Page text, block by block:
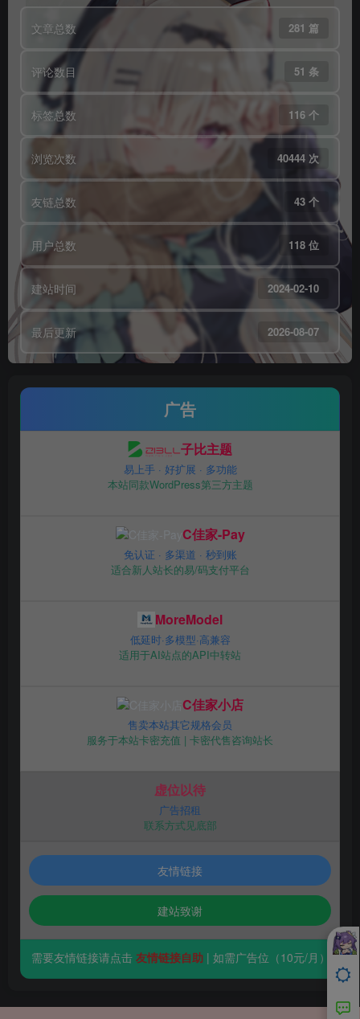
文章总数 281 篇
评论数目 51 条
标签总数 116 个
浏览次数 40444 次
友链总数 43 个
用户总数 118 位
建站时间 2024-02-10
最后更新 2026-08-07
广告
子比主题
易上手 · 好扩展 · 多功能
本站同款WordPress第三方主题
C佳家-Pay
免认证 · 多渠道 · 秒到账
适合新人站长的易/码支付平台
MoreModel
低延时·多模型·高兼容
适用于AI站点的API中转站
C佳家小店
售卖本站其它规格会员
服务于本站卡密充值 | 卡密代售咨询站长
虚位以待
广告招租
联系方式见底部
友情链接
建站致谢
馨提示：需要友情链接请点击友情链接自助| 如需广告位（10元/月）